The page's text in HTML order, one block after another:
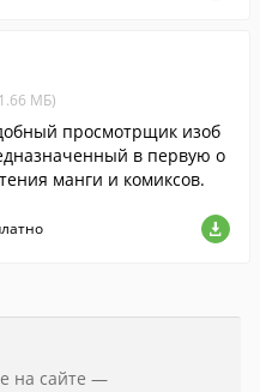
МБ)
просмотрщик изоб
в первую о
манги и комиксов.
на сайте —